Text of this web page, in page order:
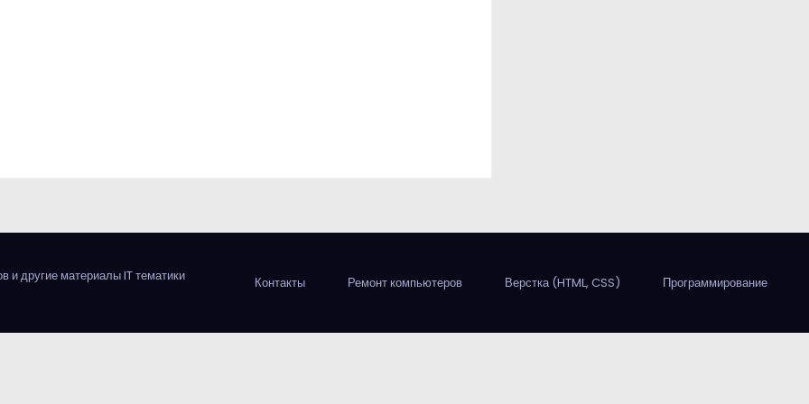
другие материалы IT тематики Контакты Ремонт компьютеров Верстка (HTML, CSS) Программирование